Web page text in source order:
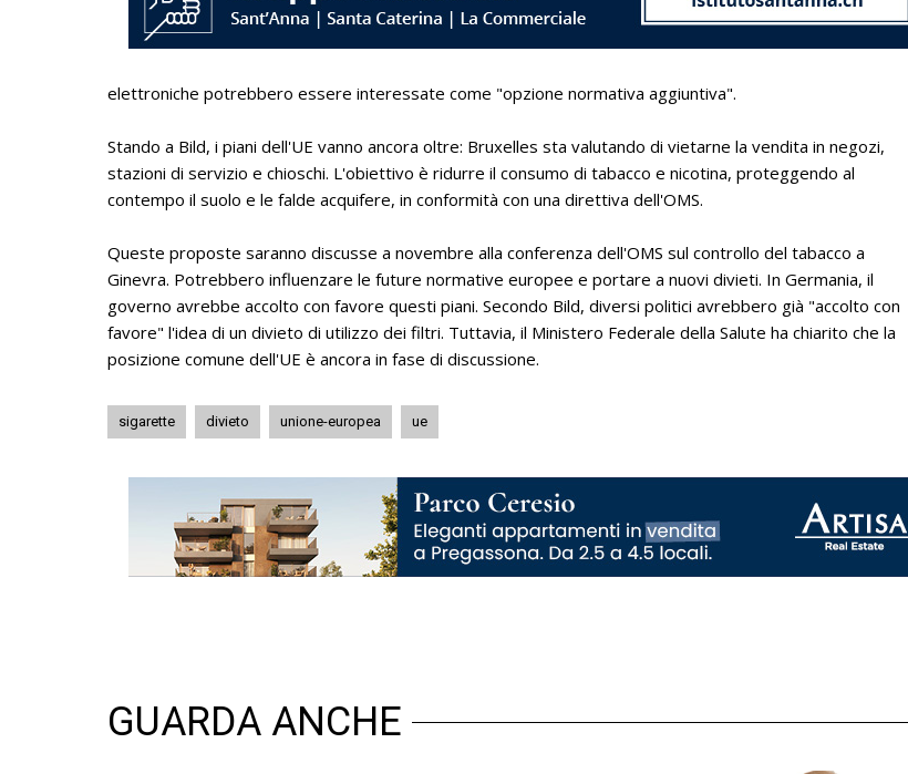
elettroniche potrebbero essere interessate come "opzione normativa aggiuntiva".
Stando a Bild, i piani dell'UE vanno ancora oltre: Bruxelles sta valutando di vietarne la vendita in negozi,
stazioni di servizio e chioschi. L'obiettivo è ridurre il consumo di tabacco e nicotina, proteggendo al
contempo il suolo e le falde acquifere, in conformità con una direttiva dell'OMS.
Queste proposte saranno discusse a novembre alla conferenza dell'OMS sul controllo del tabacco a
Ginevra. Potrebbero influenzare le future normative europee e portare a nuovi divieti. In Germania, il
governo avrebbe accolto con favore questi piani. Secondo Bild, diversi politici avrebbero già "accolto con
favore" l'idea di un divieto di utilizzo dei filtri. Tuttavia, il Ministero Federale della Salute ha chiarito che la
posizione comune dell'UE è ancora in fase di discussione.
sigarette divieto unione-europea ue
GUARDA ANCHE